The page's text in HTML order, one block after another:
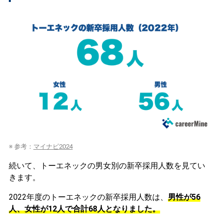
※ 参考： マイナビ2024
続いて、トーエネックの男女別の新卒採用人数を見てい
きます。
2022年度のトーエネックの新卒採用人数は、 男性が56
人、女性が12人で合計68人となりました。